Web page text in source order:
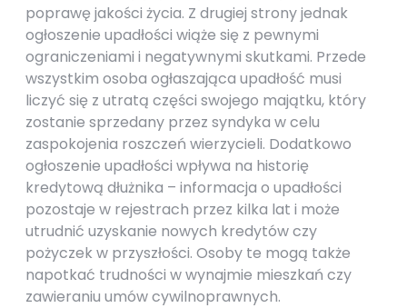
poprawę jakości życia. Z drugiej strony jednak
ogłoszenie upadłości wiąże się z pewnymi
ograniczeniami i negatywnymi skutkami. Przede
wszystkim osoba ogłaszająca upadłość musi
liczyć się z utratą części swojego majątku, który
zostanie sprzedany przez syndyka w celu
zaspokojenia roszczeń wierzycieli. Dodatkowo
ogłoszenie upadłości wpływa na historię
kredytową dłużnika – informacja o upadłości
pozostaje w rejestrach przez kilka lat i może
utrudnić uzyskanie nowych kredytów czy
pożyczek w przyszłości. Osoby te mogą także
napotkać trudności w wynajmie mieszkań czy
zawieraniu umów cywilnoprawnych.